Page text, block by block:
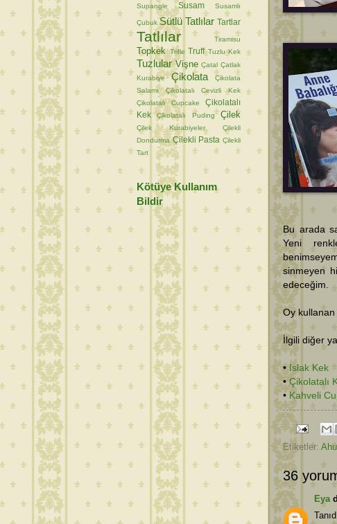
Bu arada
Yeni
sinmeyen
edeceğim.
Oy
İlgili diğer
•Islak Kek
•Çikolatalı
• Kahveli
Etiketler:
36
Eya
Supangle
Susam Susamlı
Çubuk Sütlü Tatlılar Tartlar
Tatlılar Tiramisu
Topkek Trifle Truff Tuzlu Kek
Tuzlular Vişne Çatal Çatlak
Kurabiye
Çikolata
Çikolata
Salamı
Çikolatalı Cevizli Kek
Çikolatalı Cupcake
Çikolatalı
Kek
Çikolatalı Puding Çilek
Çilek Kurabiyeler
Çilekli
Dondurma Çilekli Pasta Çilekli
Tart
Kötüye Kullanım
Bildir